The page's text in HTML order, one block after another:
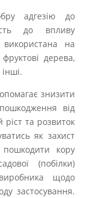
адгезію до
до впливу
на
дерева,
знизити
від
ріст та розвиток
як захист
пошкодити кору
(побілки)
щодо
застосування.